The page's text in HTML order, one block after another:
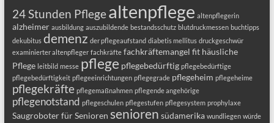
24 Stunden Pflegealtenpflege altenpflegerin
alzheimer ausbildung auszubildende bestandsschutz blutdruckmessen buchtipps
dekubitus demenz der pflegeaufstand diabetis mellitus druckgeschwür
examinierter altenpfleger fachkräfte fachkräftemangel fit häusliche
Pflege leitbild messe pflege pflegebedürftig pflegebedürftige
pflegebedürftigkeit pflegeeinrichtungen pflegegrade pflegeheim pflegeheime
pflegekräfte pflegemaßnahmen pflegende angehörige
pflegenotstand pflegeschulen pflegestufen pflegesystem prophylaxe
Saugroboter für Senioren senioren südamerika wundliegen würde